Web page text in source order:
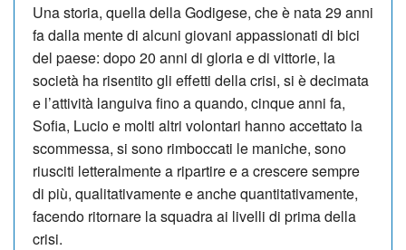
Una storia, quella della Godigese, che è nata 29 anni
fa dalla mente di alcuni giovani appassionati di bici
del paese: dopo 20 anni di gloria e di vittorie, la
società ha risentito gli effetti della crisi, si è decimata
e l’attività languiva fino a quando, cinque anni fa,
Sofia, Lucio e molti altri volontari hanno accettato la
scommessa, si sono rimboccati le maniche, sono
riusciti letteralmente a ripartire e a crescere sempre
di più, qualitativamente e anche quantitativamente,
facendo ritornare la squadra ai livelli di prima della
crisi.